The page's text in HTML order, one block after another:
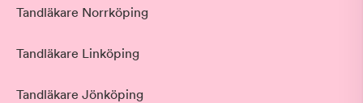
Tandläkare Norrköping
Tandläkare Linköping
Tandläkare Jönköping